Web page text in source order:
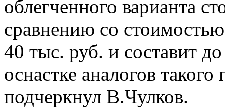
облегченного варианта
сравнению со
40 тыс. руб. и составит
оснастке аналогов
подчеркнул В.Чулков.